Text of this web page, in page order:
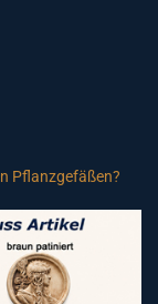
Pflanzgefäßen?